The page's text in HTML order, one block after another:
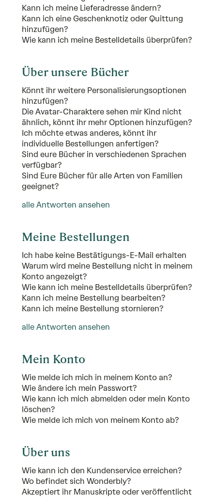
Kann ich meine Lieferadresse ändern?
Kann ich eine Geschenknotiz oder Quittung
hinzufügen?
Wie kann ich meine Bestelldetails überprüfen?
Über unsere Bücher
Könnt ihr weitere Personalisierungsoptionen
hinzufügen?
Die Avatar-Charaktere sehen mir Kind nicht
ähnlich, könnt ihr mehr Optionen hinzufügen?
Ich möchte etwas anderes, könnt ihr
individuelle Bestellungen anfertigen?
Sind eure Bücher in verschiedenen Sprachen
verfügbar?
Sind Eure Bücher für alle Arten von Familien
geeignet?
alle Antworten ansehen
Meine Bestellungen
Ich habe keine Bestätigungs-E-Mail erhalten
Warum wird meine Bestellung nicht in meinem
Konto angezeigt?
Wie kann ich meine Bestelldetails überprüfen?
Kann ich meine Bestellung bearbeiten?
Kann ich meine Bestellung stornieren?
alle Antworten ansehen
Mein Konto
Wie melde ich mich in meinem Konto an?
Wie ändere ich mein Passwort?
Wie kann ich mich abmelden oder mein Konto
löschen?
Wie melde ich mich von meinem Konto ab?
Über uns
Wie kann ich den Kundenservice erreichen?
Wo befindet sich Wonderbly?
Akzeptiert ihr Manuskripte oder veröffentlicht